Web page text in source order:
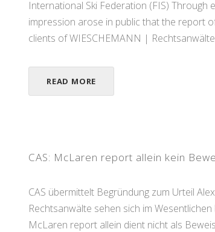
International Ski Federation (FIS) Through
impression arose in public that the report
clients of WIESCHEMANN |
READ MORE
CAS: McLaren report allein kein
CAS übermittelt Begründung zum Urteil
Rechtsanwälte sehen sich im
McLaren report allein dient nicht als